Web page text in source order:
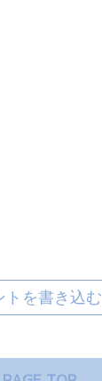
トを書き込む